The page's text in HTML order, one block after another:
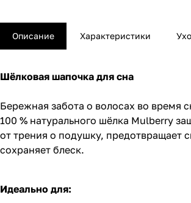
Описание Характеристики
Шёлковая шапочка для сна
Бережная забота о волосах во время
100 % натурального шёлка Mulberry
от трения о подушку, предотвращает
сохраняет блеск.
Идеально для: